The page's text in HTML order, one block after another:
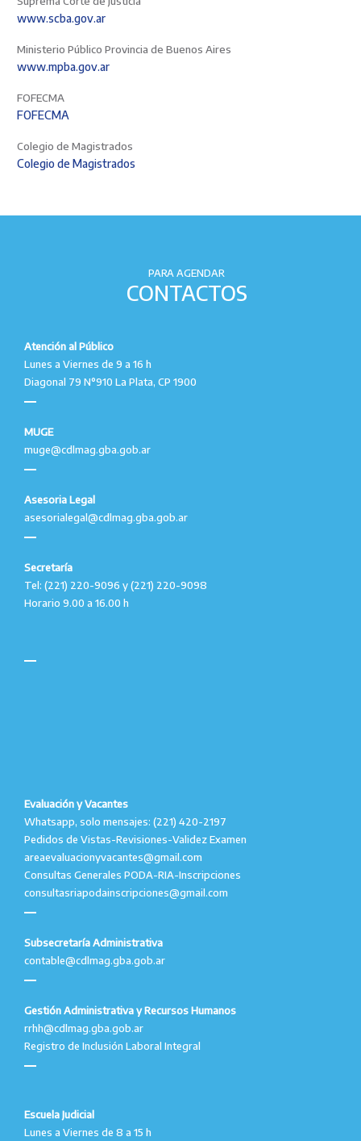
www.scba.gov.ar
Ministerio Público Provincia de Buenos Aires
www.mpba.gov.ar
FOFECMA
FOFECMA
Colegio de Magistrados
Colegio de Magistrados
PARA AGENDAR
CONTACTOS
Atención al Público
Lunes a Viernes de 9 a 16 h
Diagonal 79 N°910 La Plata, CP 1900
MUGE
muge@cdlmag.gba.gob.ar
Asesoria Legal
asesorialegal@cdlmag.gba.gob.ar
Secretaría
Tel: (221) 220-9096 y (221) 220-9098
Horario 9.00 a 16.00 h
Evaluación y Vacantes
Whatsapp, solo mensajes: (221) 420-2197
Pedidos de Vistas-Revisiones-Validez Examen
areaevaluacionyvacantes@gmail.com
Consultas Generales PODA-RIA-Inscripciones
consultasriapodainscripciones@gmail.com
Subsecretaría Administrativa
contable@cdlmag.gba.gob.ar
Gestión Administrativa y Recursos Humanos
rrhh@cdlmag.gba.gob.ar
Registro de Inclusión Laboral Integral
Escuela Judicial
Lunes a Viernes de 8 a 15 h